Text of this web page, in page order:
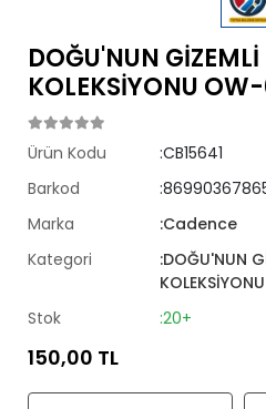
DOĞU'NUN
KOLEKSİYONU
Ürün Kodu
:CB15641
Barkod
Marka
:Cadence
Kategori
:DOĞU'NUN
Stok
:20+
150,00 TL